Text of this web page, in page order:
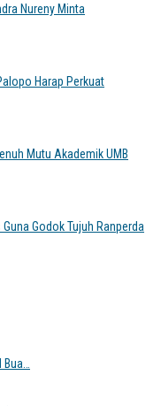
Nureny Minta
Harap Perkuat
Mutu Akademik UMB
Godok Tujuh Ranperda
Bua…